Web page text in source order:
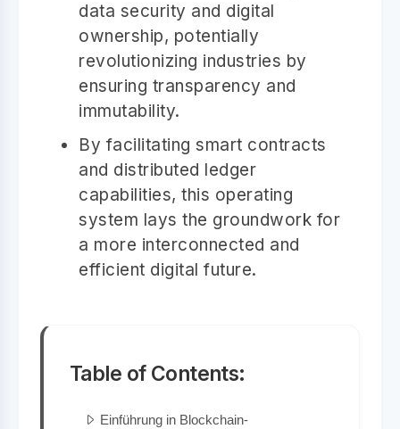
data security and digital
ownership, potentially
revolutionizing industries by
ensuring transparency and
immutability.
By facilitating smart contracts
and distributed ledger
capabilities, this operating
system lays the groundwork for
a more interconnected and
efficient digital future.
Table of Contents:
Einführung in Blockchain-